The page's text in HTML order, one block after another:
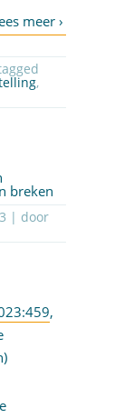
,
breken
| door
,